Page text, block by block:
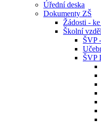
Úřední deska
Dokumenty ZŠ
Žádosti -
Školní
ŠVP
ŠVP